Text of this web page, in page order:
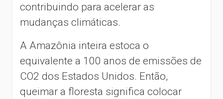
contribuindo para acelerar as
mudanças climáticas.
A Amazônia inteira estoca o
equivalente a 100 anos de emissões de
CO2 dos Estados Unidos. Então,
queimar a floresta significa colocar